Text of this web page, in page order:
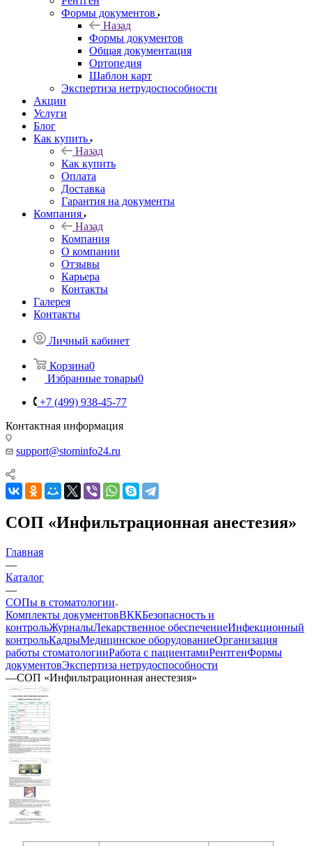
Формы документов
Назад
Формы документов
Общая документация
Ортопедия
Шаблон карт
Экспертиза нетрудоспособности
Акции
Услуги
Блог
Как купить
Назад
Как купить
Оплата
Доставка
Гарантия на документы
Компания
Назад
Компания
О компании
Отзывы
Карьера
Контакты
Галерея
Контакты
Личный кабинет
Корзина0
Избранные товары0
+7 (499) 938-45-77
Контактная информация
support@stominfo24.ru
СОП «Инфильтрационная анестезия»
Главная
—
Каталог
—
СОПы в стоматологии
Комплекты документовВККБезопасность и
контрольЖурналыЛекарственное обеспечениеИнфекционный
контрольКадрыМедицинское оборудованиеОрганизация
работы стоматологииРабота с пациентамиРентгенФормы
документовЭкспертиза нетрудоспособности
—СОП «Инфильтрационная анестезия»